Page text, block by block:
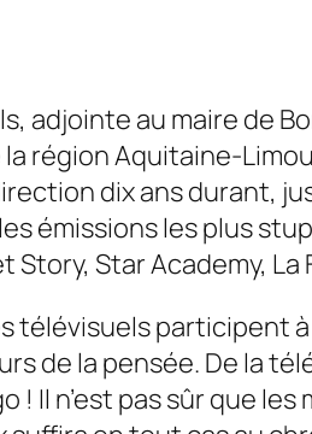
adjointe au maire de
région Aquitaine-
dix ans durant,
émissions les plus
Story, Star Academy,
télévisuels participent
de la pensée. De la
! Il n’est pas sûr que